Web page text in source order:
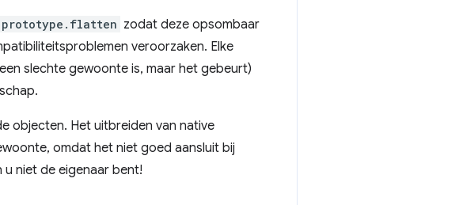
zodat deze opsombaar
veroorzaken. Elke
slechte gewoonte is, maar het gebeurt)
objecten. Het uitbreiden van native
omdat het niet goed aansluit bij
niet de eigenaar bent!